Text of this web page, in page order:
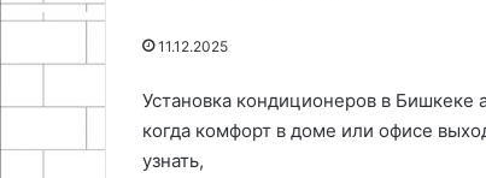
11.12.2025
Установка кондиционеров в Бишкеке
когда комфорт в доме или офисе
узнать,
микросхемы
18.05.2026
Принцип работы импульсного
стабилизатора на базе
микросхемы LM2596
Как